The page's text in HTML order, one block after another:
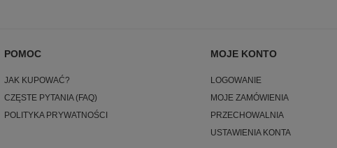
POMOC
JAK KUPOWAĆ?
CZĘSTE PYTANIA (FAQ)
POLITYKA PRYWATNOŚCI
MOJE KONTO
LOGOWANIE
MOJE ZAMÓWIENIA
PRZECHOWALNIA
USTAWIENIA KONTA